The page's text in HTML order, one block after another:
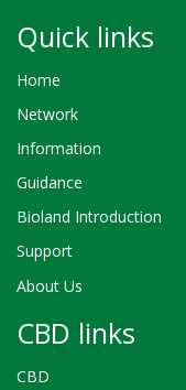
Quick links
Home
Network
Information
Guidance
Bioland Introduction
Support
About Us
CBD links
CBD